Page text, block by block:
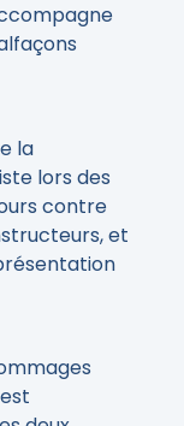
la
lors des
contre
et